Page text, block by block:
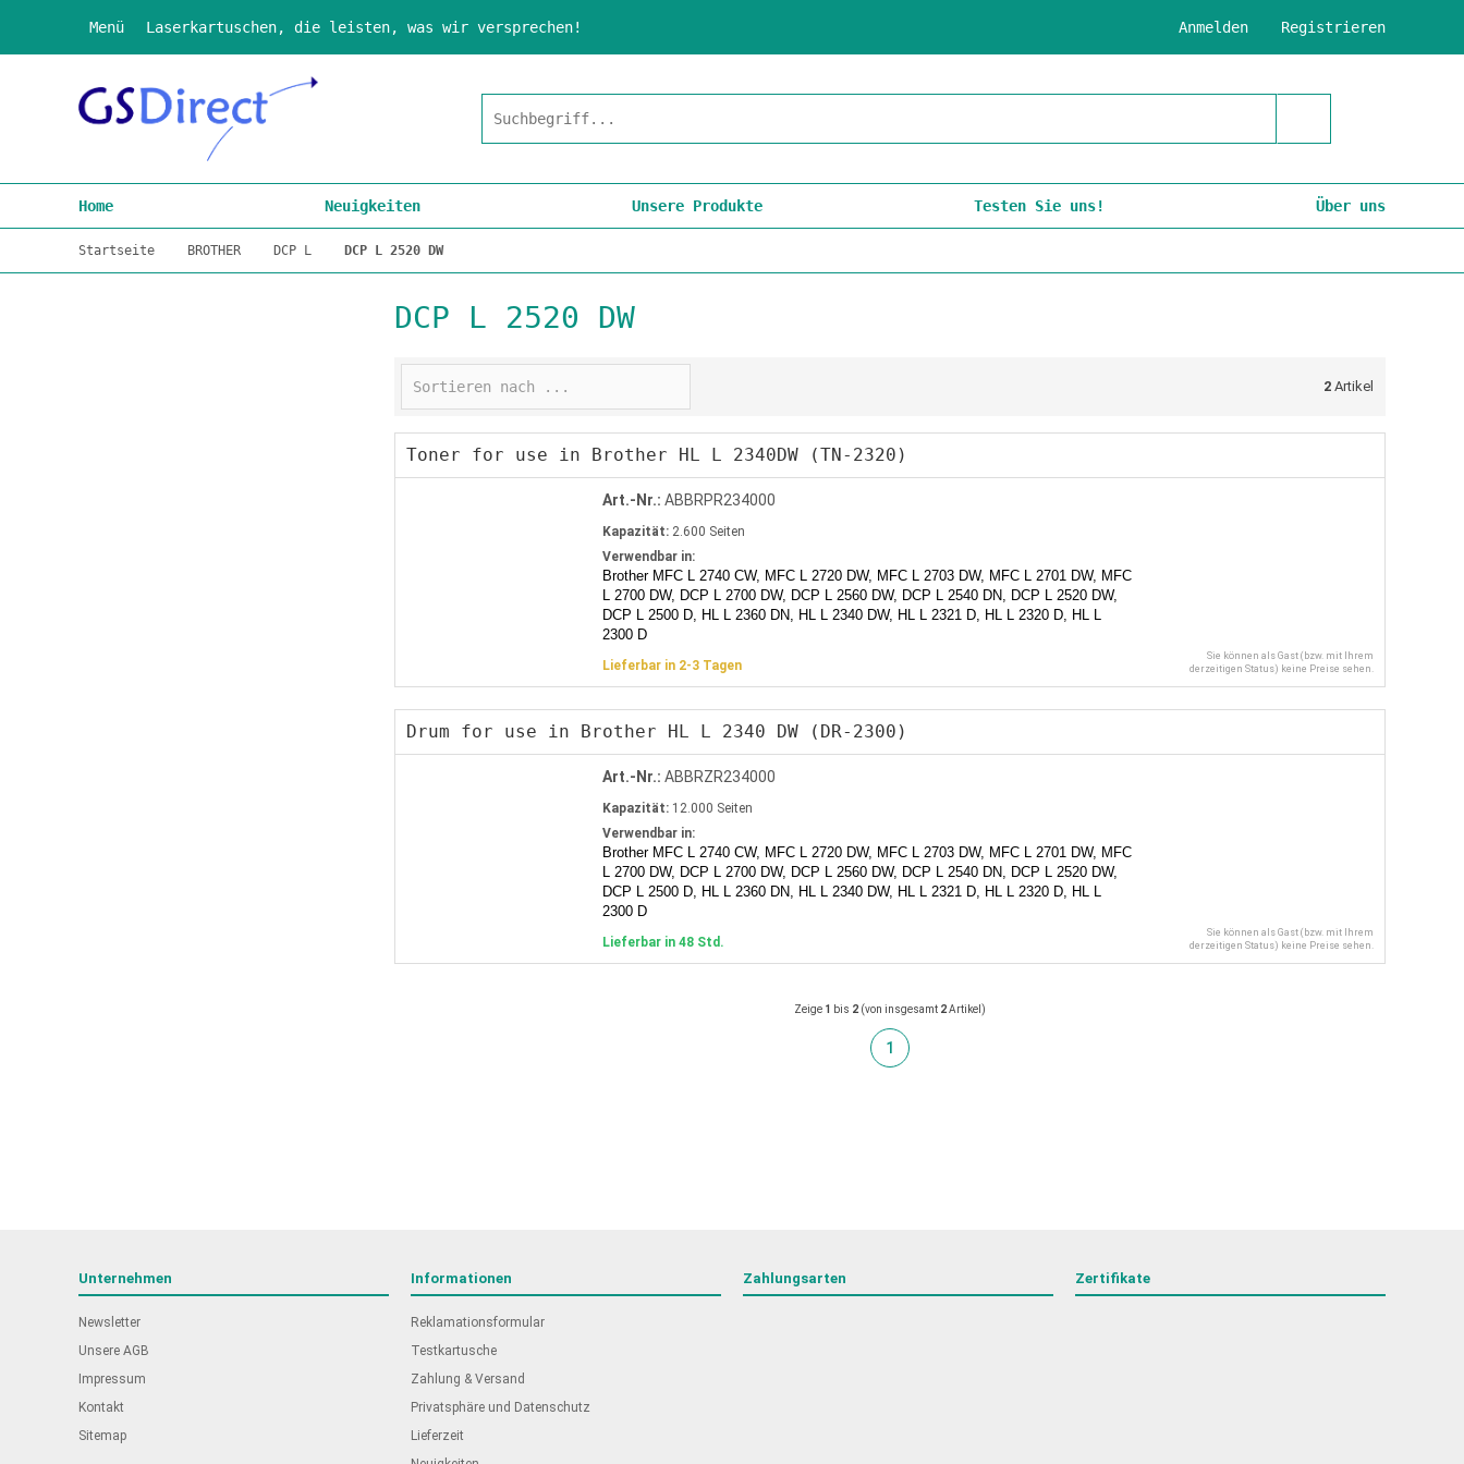
Menü Laserkartuschen, die leisten, was wir versprechen! Registrieren
Anmelden
Home Neuigkeiten Unsere Produkte Testen Sie uns! Über uns
Startseite BROTHER DCP L DCP L 2520 DW
DCP L 2520 DW
2 Artikel
Toner for use in Brother HL L 2340DW (TN-2320)
Art.-Nr.: ABBRPR234000
Kapazität: 2.600 Seiten
Verwendbar in:
Brother MFC L 2740 CW, MFC L 2720 DW, MFC L 2703 DW, MFC L 2701 DW, MFC
L 2700 DW, DCP L 2700 DW, DCP L 2560 DW, DCP L 2540 DN, DCP L 2520 DW,
DCP L 2500 D, HL L 2360 DN, HL L 2340 DW, HL L 2321 D, HL L 2320 D, HL L
2300 D
Lieferbar in 2-3 Tagen
Sie können als Gast (bzw. mit Ihrem
derzeitigen Status) keine Preise sehen.
Drum for use in Brother HL L 2340 DW (DR-2300)
Art.-Nr.: ABBRZR234000
Kapazität: 12.000 Seiten
Verwendbar in:
Brother MFC L 2740 CW, MFC L 2720 DW, MFC L 2703 DW, MFC L 2701 DW, MFC
L 2700 DW, DCP L 2700 DW, DCP L 2560 DW, DCP L 2540 DN, DCP L 2520 DW,
DCP L 2500 D, HL L 2360 DN, HL L 2340 DW, HL L 2321 D, HL L 2320 D, HL L
2300 D
Lieferbar in 48 Std.
Sie können als Gast (bzw. mit Ihrem
derzeitigen Status) keine Preise sehen.
Zeige 1 bis 2 (von insgesamt 2Artikel )
1
Unternehmen
Newsletter
Unsere AGB
Impressum
Kontakt
Sitemap
Informationen
Reklamationsformular
Testkartusche
Zahlung & Versand
Privatsphäre und Datenschutz
Lieferzeit
Zahlungsarten Zertifikate